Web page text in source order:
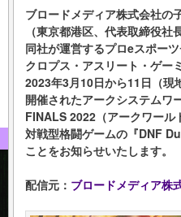
ブロードメディア株式会社の
（東京都港区、代表取締役社
同社が運営するプロeスポー
クロプス・アスリート・ゲー
2023年3月10日から11日（現
開催されたアークシステムワ
FINALS 2022（アークワール
対戦型格闘ゲームの『DNF
ことをお知らせいたします。
配信元： ブロードメディア株